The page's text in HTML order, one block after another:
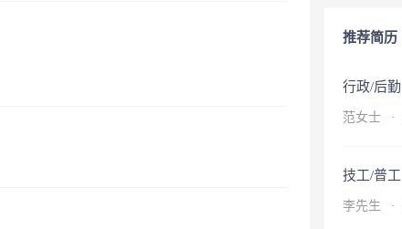
推荐简历
行政/后勤
范女士 ·
技工/普工
李先生 ·